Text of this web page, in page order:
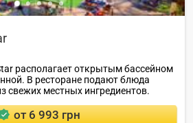
располагает открытым бассейном
В ресторане подают блюда
свежих местных ингредиентов.
от 6 993 грн